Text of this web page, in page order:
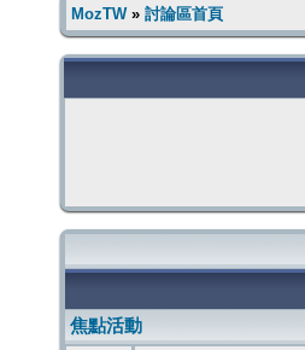
MozTW» 討論區首頁
焦點活動